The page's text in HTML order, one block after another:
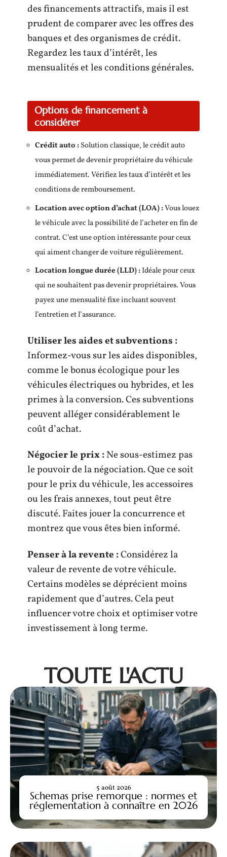
des financements attractifs, mais il est
prudent de comparer avec les offres des
banques et des organismes de crédit.
Regardez les taux d’intérêt, les
mensualités et les conditions générales.
Options de financement à
considérer
Crédit auto :Solution classique, le crédit auto
vous permet de devenir propriétaire du véhicule
immédiatement. Vérifiez les taux d’intérêt et les
conditions de remboursement.
Location avec option d’achat (LOA) :Vous louez
le véhicule avec la possibilité de l’acheter en fin de
contrat. C’est une option intéressante pour ceux
qui aiment changer de voiture régulièrement.
Location longue durée (LLD) :Idéale pour ceux
qui ne souhaitent pas devenir propriétaires. Vous
payez une mensualité fixe incluant souvent
l’entretien et l’assurance.
Utiliser les aides et subventions :
Informez-vous sur les aides disponibles,
comme le bonus écologique pour les
véhicules électriques ou hybrides, et les
primes à la conversion. Ces subventions
peuvent alléger considérablement le
coût d’achat.
Négocier le prix :Ne sous-estimez pas
le pouvoir de la négociation. Que ce soit
pour le prix du véhicule, les accessoires
ou les frais annexes, tout peut être
discuté. Faites jouer la concurrence et
montrez que vous êtes bien informé.
Penser à la revente :Considérez la
valeur de revente de votre véhicule.
Certains modèles se déprécient moins
rapidement que d’autres. Cela peut
influencer votre choix et optimiser votre
investissement à long terme.
TOUTE L'ACTU
Schemas prise remorque : normes et
réglementation à connaître en 2026
5 août 2026